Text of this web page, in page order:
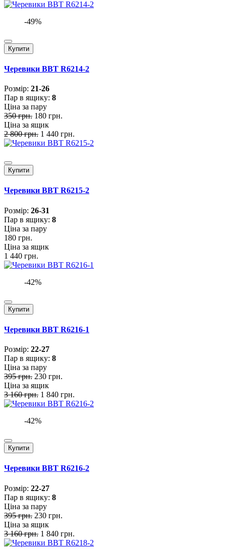
-49%
Купити
Черевики BBT R6214-2
Розмiр: 21-26
Пар в ящику: 8
Ціна за пару
350 грн. 180 грн.
Ціна за ящик
2 800 грн. 1 440 грн.
Купити
Черевики BBT R6215-2
Розмiр: 26-31
Пар в ящику: 8
Ціна за пару
180 грн.
Ціна за ящик
1 440 грн.
-42%
Купити
Черевики BBT R6216-1
Розмiр: 22-27
Пар в ящику: 8
Ціна за пару
395 грн. 230 грн.
Ціна за ящик
3 160 грн. 1 840 грн.
-42%
Купити
Черевики BBT R6216-2
Розмiр: 22-27
Пар в ящику: 8
Ціна за пару
395 грн. 230 грн.
Ціна за ящик
3 160 грн. 1 840 грн.